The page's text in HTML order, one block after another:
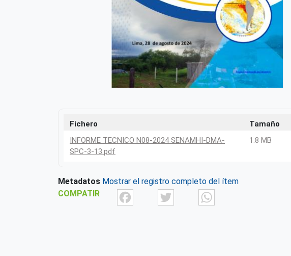
Fichero Tamaño
INFORME TECNICO N08-2024 SENAMHI-DMA-
SPC-3-13.pdf
1.8 MB
Metadatos Mostrar el registro completo del ítem
COMPATIR
FacebookTwitter